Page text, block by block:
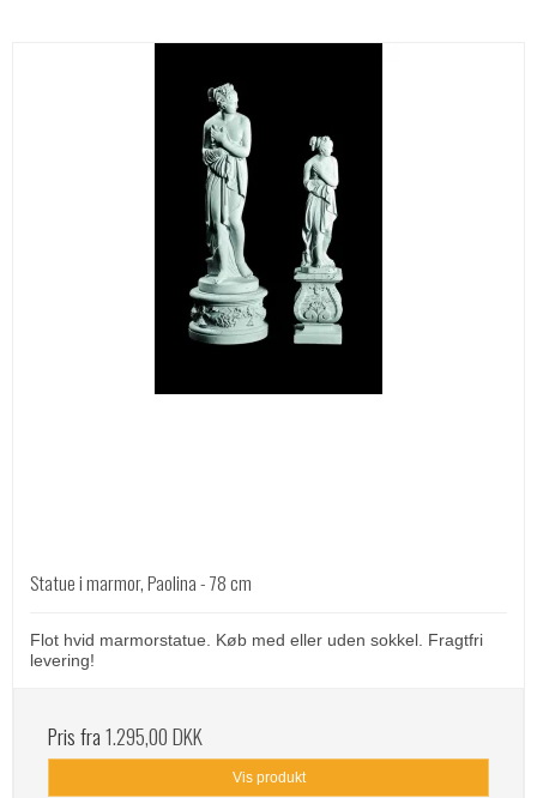
Statue i marmor, Paolina - 78 cm
Flot hvid marmorstatue. Køb med eller uden sokkel. Fragtfri
levering!
Pris fra1.295,00 DKK
Vis produkt